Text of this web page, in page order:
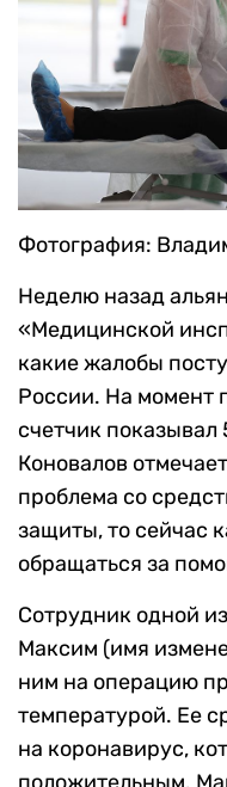
Фотография:
Неделю назад
«Медицинской
какие жалобы
России. На момент
счетчик
Коновалов
проблема со
защиты, то сейчас
обращаться за
Сотрудник одной
Максим (имя
ним на операцию
температурой. Ее
на коронавирус,